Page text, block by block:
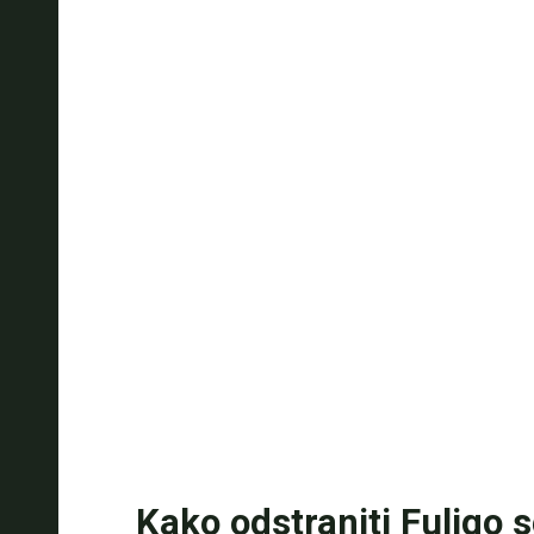
Kako odstraniti Fuligo